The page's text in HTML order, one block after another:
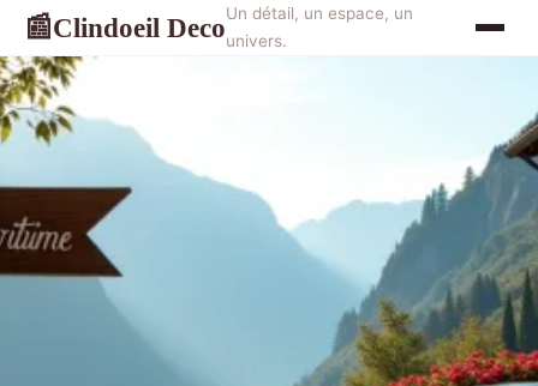
📰Clindoeil DecoUn détail, un espace, un
univers.